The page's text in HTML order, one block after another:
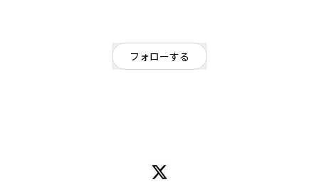
フォローする